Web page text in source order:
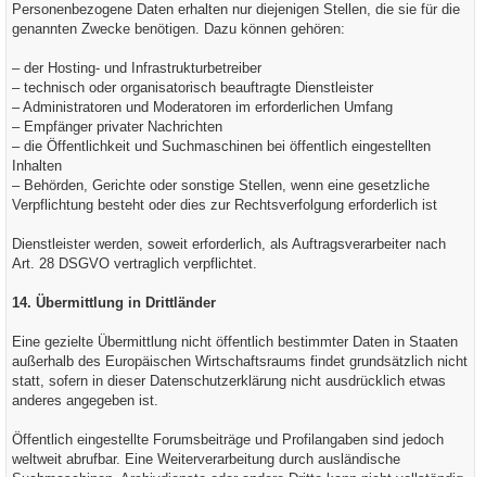
Personenbezogene Daten erhalten nur diejenigen Stellen, die sie für die
genannten Zwecke benötigen. Dazu können gehören:
– der Hosting- und Infrastrukturbetreiber
– technisch oder organisatorisch beauftragte Dienstleister
– Administratoren und Moderatoren im erforderlichen Umfang
– Empfänger privater Nachrichten
– die Öffentlichkeit und Suchmaschinen bei öffentlich eingestellten
Inhalten
– Behörden, Gerichte oder sonstige Stellen, wenn eine gesetzliche
Verpflichtung besteht oder dies zur Rechtsverfolgung erforderlich ist
Dienstleister werden, soweit erforderlich, als Auftragsverarbeiter nach
Art. 28 DSGVO vertraglich verpflichtet.
14. Übermittlung in Drittländer
Eine gezielte Übermittlung nicht öffentlich bestimmter Daten in Staaten
außerhalb des Europäischen Wirtschaftsraums findet grundsätzlich nicht
statt, sofern in dieser Datenschutzerklärung nicht ausdrücklich etwas
anderes angegeben ist.
Öffentlich eingestellte Forumsbeiträge und Profilangaben sind jedoch
weltweit abrufbar. Eine Weiterverarbeitung durch ausländische